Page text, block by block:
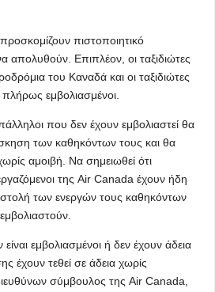
πιστοποιητικό
απολυθούν. Επιπλέον, οι ταξιδιώτες
του Καναδά και οι ταξιδιώτες
πλήρως εμβολιασμένοι.
που δεν έχουν εμβολιαστεί θα
των καθηκόντων τους και θα
αμοιβή. Να σημειωθεί ότι
της Air Canada έχουν ήδη
των ενεργών τους καθηκόντων
εμβολιασμένοι ή δεν έχουν άδεια
έχουν τεθεί σε άδεια χωρίς
σύμβουλος της Air Canada,